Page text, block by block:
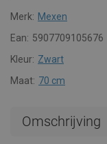
Merk: Mexen
Ean: 5907709105676
Kleur: Zwart
Maat: 70 cm
Omschrijving